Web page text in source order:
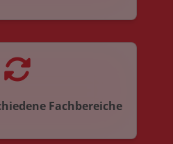
Fachbereiche